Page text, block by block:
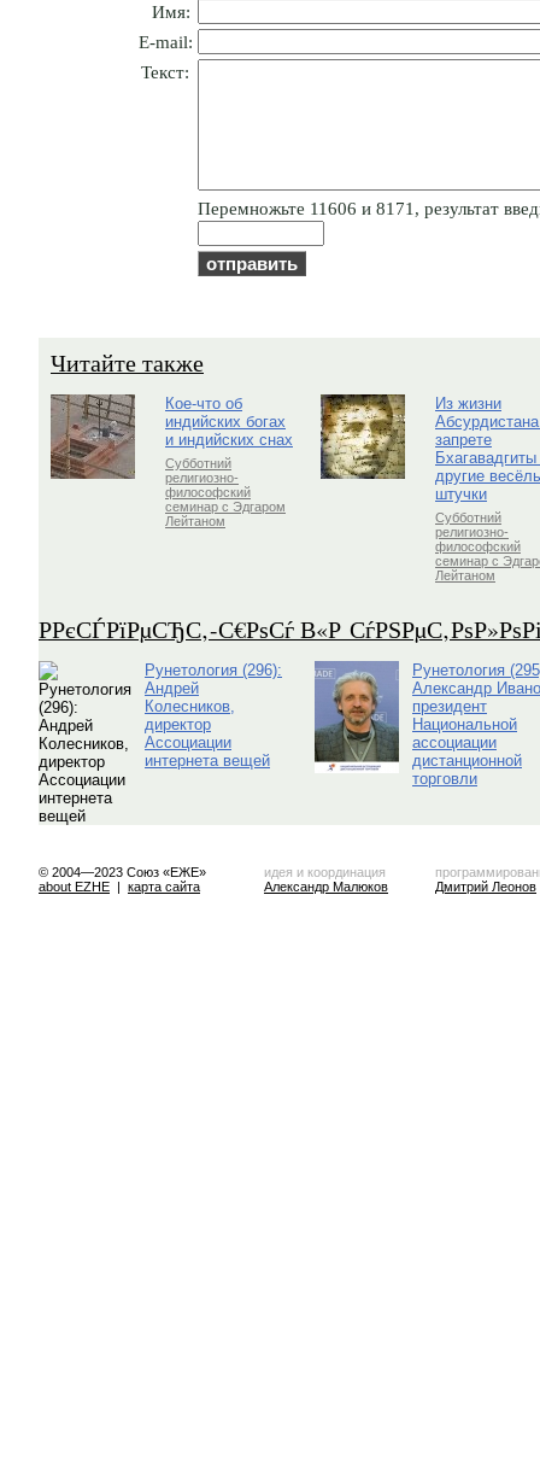
Имя:
E-mail:
Текст:
Пepeмнoжьтe 11606 и 8171, результат
Читайте также
Кое-что об
индийских богах
и индийских снах
Субботний
религиозно-
философский
семинар с Эдгаром
Лейтаном
Из жизни
запрете
Бхагавадгиты
другие
штучки
Субботний
религиозно-
философский
семинар с
Лейтаном
Р­РєСЃРїРµСЂС‚-С€РѕСѓ В«Р
Рунетология (296):
Андрей
Колесников,
директор
Ассоциации
интернета вещей
Рунетология
Александр
президент
Национальной
ассоциации
дистанционной
торговли
© 2004—2023 Союз «ЕЖЕ»
about EZHE | карта сайта
идея и координация
Александр Малюков
Дмитрий Леонов